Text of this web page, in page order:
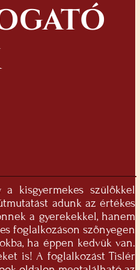
kisgyermekes szülőkkel
adunk az értékes
a gyerekekkel, hanem
foglalkozáson szőnyegen
ha éppen kedvük van.
is! A foglalkozást Tislér